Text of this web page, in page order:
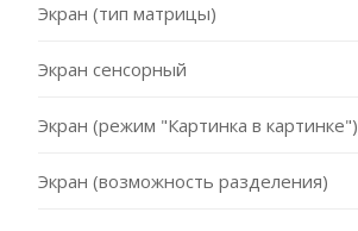
Экран (тип матрицы)
Экран сенсорный
Экран (режим "Картинка в картинке")
Экран (возможность разделения)